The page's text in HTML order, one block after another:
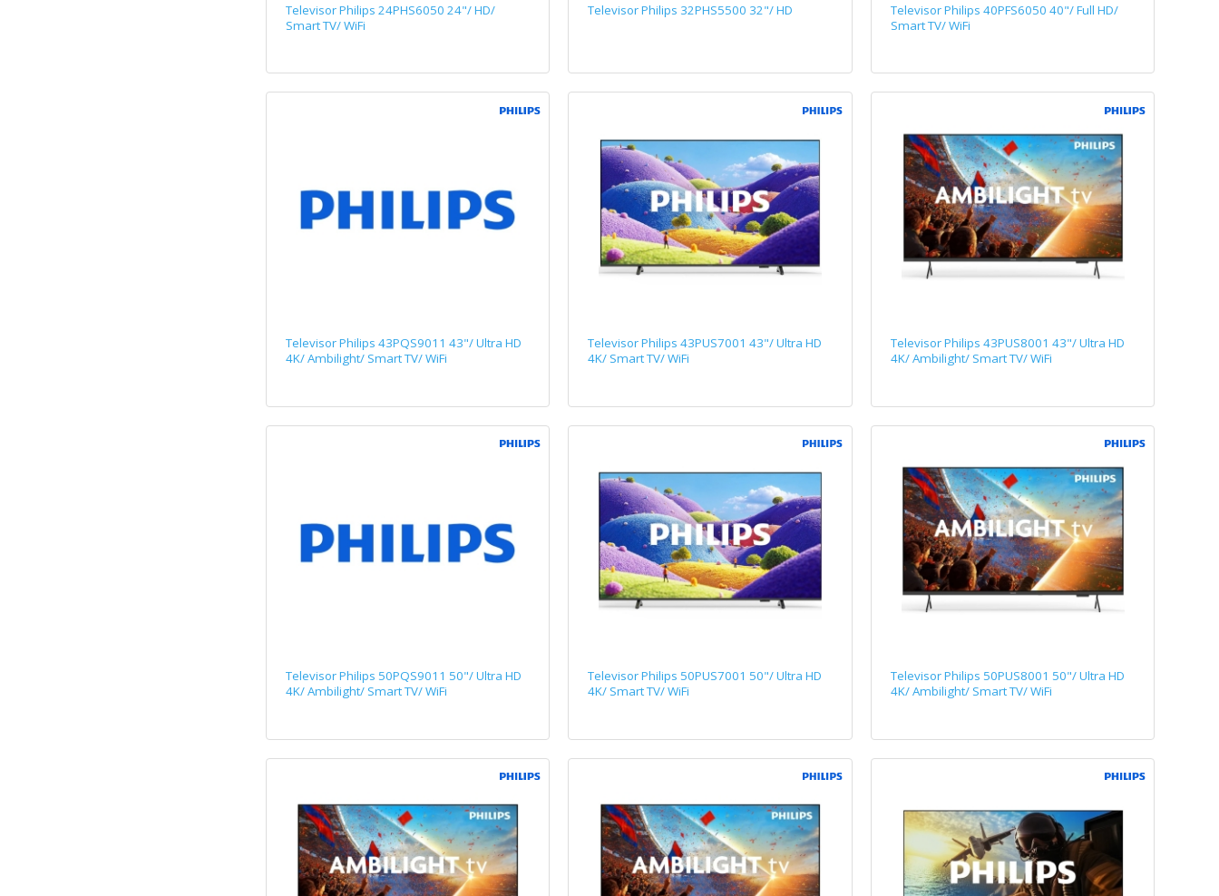
Televisor Philips 24PHS6050 24"/ HD/
Smart TV/ WiFi
Televisor Philips 32PHS5500 32"/ HD
Televisor Philips 40PFS6050 40"/ Full HD/
Smart TV/ WiFi
Televisor Philips 43PQS9011 43"/ Ultra HD
4K/ Ambilight/ Smart TV/ WiFi
Televisor Philips 43PUS7001 43"/ Ultra HD
4K/ Smart TV/ WiFi
Televisor Philips 43PUS8001 43"/ Ultra HD
4K/ Ambilight/ Smart TV/ WiFi
Televisor Philips 50PQS9011 50"/ Ultra HD
4K/ Ambilight/ Smart TV/ WiFi
Televisor Philips 50PUS7001 50"/ Ultra HD
4K/ Smart TV/ WiFi
Televisor Philips 50PUS8001 50"/ Ultra HD
4K/ Ambilight/ Smart TV/ WiFi